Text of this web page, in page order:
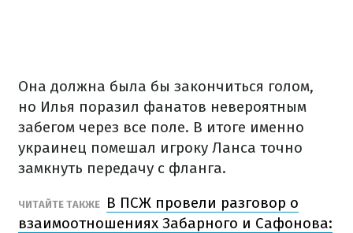
Она должна была бы закончиться голом,
но Илья поразил фанатов невероятным
забегом через все поле. В итоге именно
украинец помешал игроку Ланса точно
замкнуть передачу с фланга.
ЧИТАЙТЕ ТАКЖЕ
В ПСЖ провели разговор о
взаимоотношениях Забарного и Сафонова: